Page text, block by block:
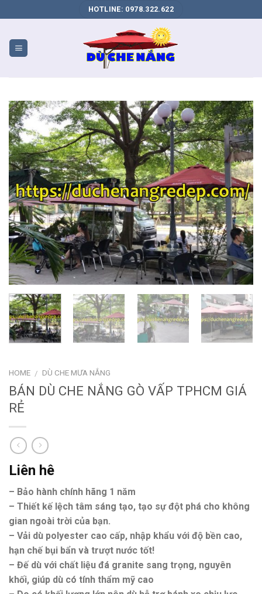
VỤ
WEB
HOTLINE: 0978.322.622
HOME / DÙ CHE MƯA NẮNG
BÁN DÙ CHE NẮNG GÒ VẤP TPHCM GIÁ
RẺ
Liên hê
– Bảo hành chính hãng 1 năm
– Thiết kế lệch tâm sáng tạo, tạo sự đột phá cho không
gian ngoài trời của bạn.
– Vải dù polyester cao cấp, nhập khẩu với độ bền cao,
hạn chế bụi bẩn và trượt nước tốt!
– Đế dù với chất liệu đá granite sang trọng, nguyên
khối, giúp dù có tính thẩm mỹ cao